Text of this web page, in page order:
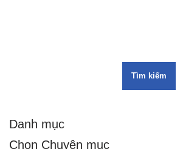
Tìm kiếm
Danh mục